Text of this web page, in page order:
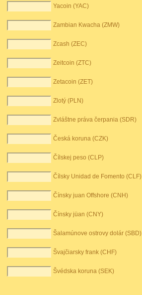
Yacoin (YAC)
Zambian Kwacha (ZMW)
Zcash (ZEC)
Zeitcoin (ZTC)
Zetacoin (ZET)
Zlotý (PLN)
Zvláštne práva čerpania (SDR)
Česká koruna (CZK)
Čílskej peso (CLP)
Čílsky Unidad de Fomento (CLF)
Čínsky juan Offshore (CNH)
Čínsky jüan (CNY)
Šalamúnove ostrovy dolár (SBD)
Švajčiarsky frank (CHF)
Švédska koruna (SEK)